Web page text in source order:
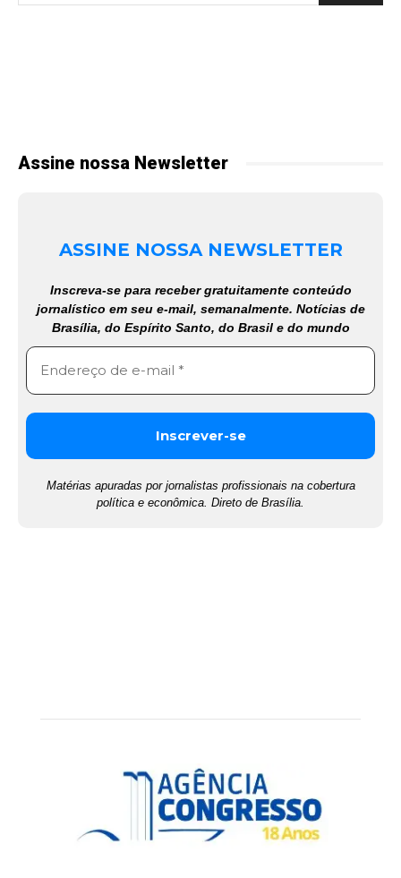
Assine nossa Newsletter
ASSINE NOSSA NEWSLETTER
Inscreva-se para receber gratuitamente conteúdo
jornalístico em seu e-mail, semanalmente. Notícias de
Brasília, do Espírito Santo, do Brasil e do mundo
Matérias apuradas por jornalistas profissionais na cobertura
política e econômica. Direto de Brasília.